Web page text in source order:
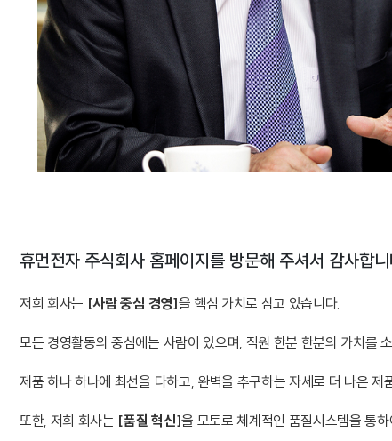
휴먼전자 주식회사 홈페이지를 방문해 주셔서 감사합니
저희 회사는 [사람 중심 경영]을 핵심 가치로 삼고 있습니다.
모든 경영활동의 중심에는 사람이 있으며, 직원 한분 한분의 가치를
제품 하나 하나에 최선을 다하고, 완벽을 추구하는 자세로 더 나은
또한, 저희 회사는 [품질 혁신]을 모토로 체계적인 품질시스템을 통